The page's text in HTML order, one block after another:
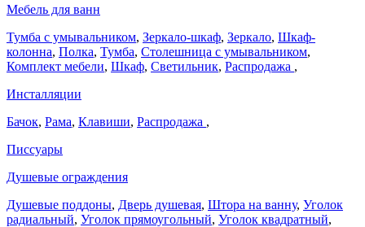
Мебель для ванн
Тумба с умывальником, Зеркало-шкаф, Зеркало, Шкаф-
колонна, Полка, Тумба, Столешница с умывальником,
Комплект мебели, Шкаф, Светильник, Распродажа ,
Инсталляции
Бачок, Рама, Клавиши, Распродажа ,
Писсуары
Душевые ограждения
Душевые поддоны, Дверь душевая, Штора на ванну, Уголок
радиальный, Уголок прямоугольный, Уголок квадратный,